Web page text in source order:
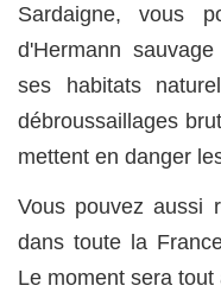
Sardaigne, vous
d'Hermann
ses habitats
débroussaillages
mettent en danger
Vous pouvez aussi
dans toute la
Le moment sera